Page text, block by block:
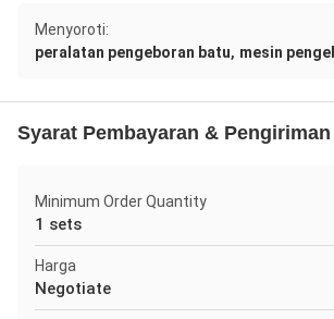
Menyoroti:
peralatan pengeboran batu, mesin
Syarat Pembayaran & Pengiriman
Minimum Order Quantity
1 sets
Harga
Negotiate